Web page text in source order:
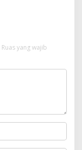
Ruas yang wajib